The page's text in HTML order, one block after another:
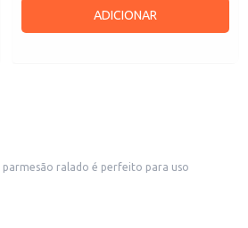
ADICIONAR
ralado é perfeito para uso